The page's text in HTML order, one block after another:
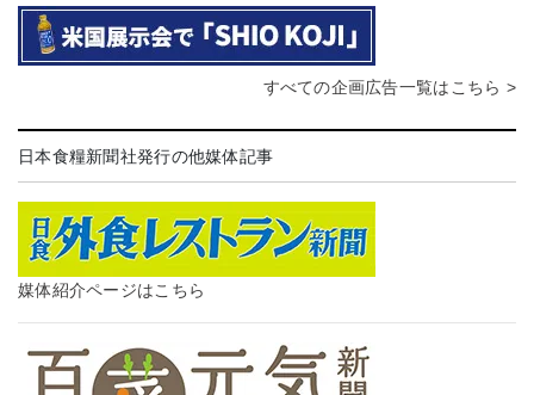
すべての企画広告一覧はこちら >
日本食糧新聞社発行の他媒体記事
媒体紹介ページはこちら